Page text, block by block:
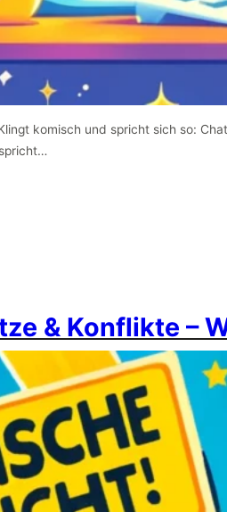
komisch und spricht sich so:
& Konflikte –